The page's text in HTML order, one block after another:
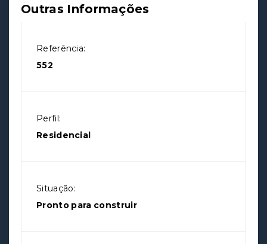
Outras Informações
Referência:
552
Perfil:
Residencial
Situação:
Pronto para construir